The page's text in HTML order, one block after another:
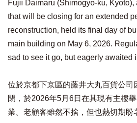
Fujii Daimaru (Shimogyo-ku, Kyoto),
that will be closing for an extended
reconstruction, held its final day of
main building on May 6, 2026.
sad to see it go, but eagerly awaited
位於京都下京區的藤井大丸百貨公司
閉，於2026年5月6日在其現有主樓
業。老顧客雖然不捨，但也熱切期盼